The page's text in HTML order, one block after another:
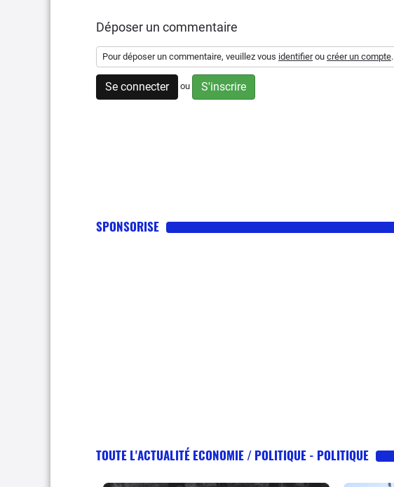
Déposer un commentaire
Pour déposer un commentaire, veuillez vous identifierou créer un compte.
Se connecter ou S'inscrire
SPONSORISE
TOUTE L'ACTUALITÉ ECONOMIE / POLITIQUE - POLITIQUE